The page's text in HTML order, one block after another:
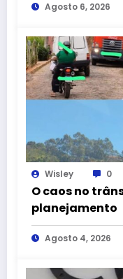
Agosto 6, 2026
Wisley 0
O caos no
planejamento
Agosto 4, 2026